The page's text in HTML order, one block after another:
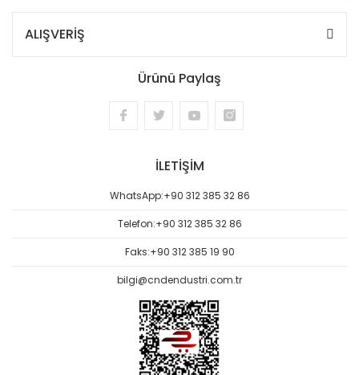
ALIŞVERİŞ
Ürünü Paylaş
İLETİŞİM
WhatsApp:+90 312 385 32 86
Telefon:+90 312 385 32 86
Faks:+90 312 385 19 90
bilgi@cndendustri.com.tr